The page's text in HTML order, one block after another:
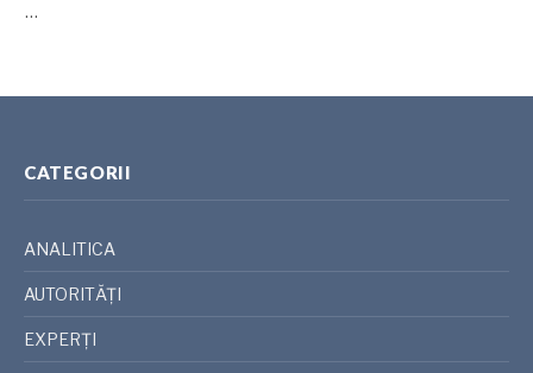
…
CATEGORII
ANALITICA
AUTORITĂȚI
EXPERȚI